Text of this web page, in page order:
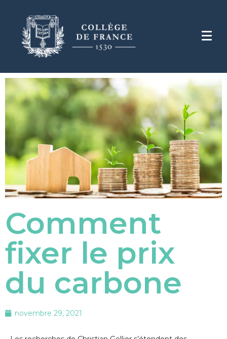
Comment
fixer le prix
du carbone
novembre 29, 2021